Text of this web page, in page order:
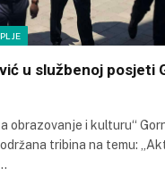
u službenoj posjeti
obrazovanje i kulturu“
tribina na temu: